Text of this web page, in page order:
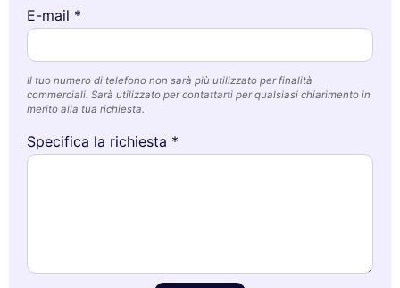
Rifiuta e chiudi
E-mail *
Il tuo numero di telefono non sarà più utilizzato per finalità
commerciali. Sarà utilizzato per contattarti per qualsiasi chiarimento in
merito alla tua richiesta.
Specifica la richiesta *